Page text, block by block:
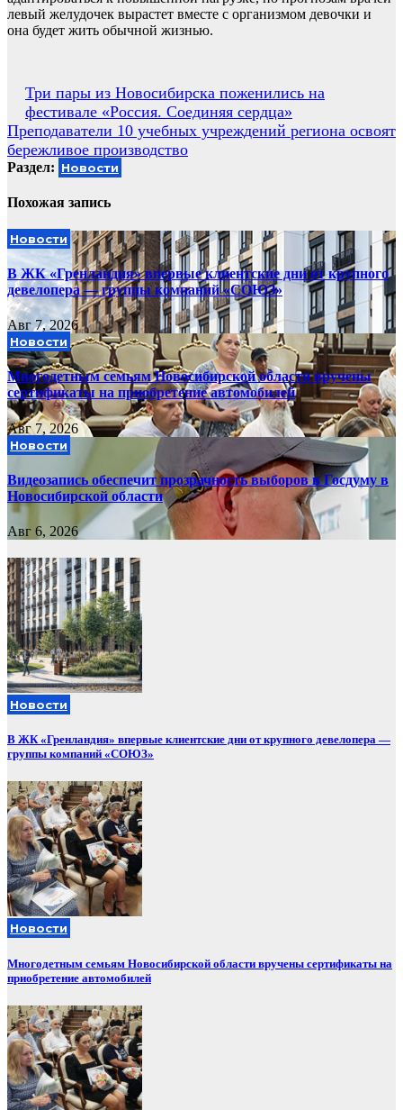
левый желудочек вырастет вместе с организмом девочки и
она будет жить обычной жизнью.
Навигация
по
записям
Три пары из Новосибирска поженились на
фестивале «Россия. Соединяя сердца»
Преподаватели 10 учебных учреждений региона освоят
бережливое производство
Раздел: Новости
Похожая запись
Новости
В ЖК «Гренландия» впервые клиентские дни от крупного
девелопера — группы компаний «СОЮЗ»
Авг 7, 2026
Новости
Многодетным семьям Новосибирской области вручены
сертификаты на приобретение автомобилей
Авг 7, 2026
Новости
Видеозапись обеспечит прозрачность выборов в Госдуму в
Новосибирской области
Авг 6, 2026
Новости
В ЖК «Гренландия» впервые клиентские дни от крупного девелопера —
группы компаний «СОЮЗ»
Новости
Многодетным семьям Новосибирской области вручены сертификаты на
приобретение автомобилей